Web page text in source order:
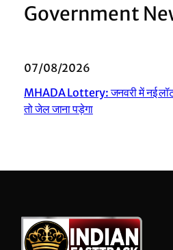
Government
07/08/2026
MHADA Lottery: जनवरी में नई
तो जेल जाना पड़ेगा